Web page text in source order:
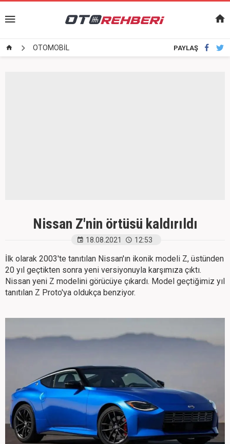
OTOMOBİL PAYLAŞ
Nissan Z'nin örtüsü kaldırıldı
18.08.2021 12:53
İlk olarak 2003'te tanıtılan Nissan'ın ikonik modeli Z, üstünden
20 yıl geçtikten sonra yeni versiyonuyla karşımıza çıktı.
Nissan yeni Z modelini görücüye çıkardı. Model geçtiğimiz yıl
tanıtılan Z Proto'ya oldukça benziyor.